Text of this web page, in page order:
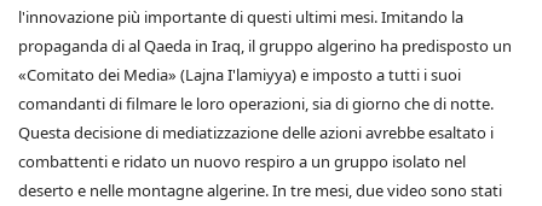
l'innovazione più importante di questi ultimi mesi. Imitando la
propaganda di al Qaeda in Iraq, il gruppo algerino ha predisposto un
«Comitato dei Media» (Lajna I'lamiyya) e imposto a tutti i suoi
comandanti di filmare le loro operazioni, sia di giorno che di notte.
Questa decisione di mediatizzazione delle azioni avrebbe esaltato i
combattenti e ridato un nuovo respiro a un gruppo isolato nel
deserto e nelle montagne algerine. In tre mesi, due video sono stati